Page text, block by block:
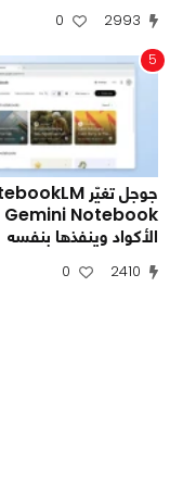
2993
0
5
الأكواد وينفذها بنفسه
2410
0